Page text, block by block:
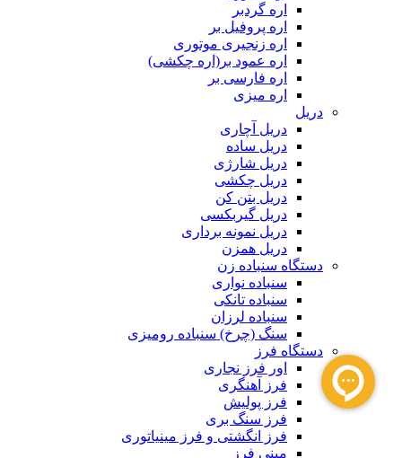
اره گردبر
اره پروفیل بر
اره زنجیری موتوری
اره عمود بر(اره چکشی)
اره فارسی بر
اره میزی
دریل
دریل آچاری
دریل ساده
دریل شارژی
دریل چکشی
دریل بتن کن
دریل گیربکسی
دریل نمونه برداری
دریل همزن
دستگاه سنباده زن
سنباده نواری
سنباده تانکی
سنباده لرزان
سنگ (چرخ) سنباده رومیزی
دستگاه فرز
اور فرز نجاری
فرز آهنگری
فرز پولیش
فرز سنگ بری
فرز انگشتی و فرز مینیاتوری
مینی فرز